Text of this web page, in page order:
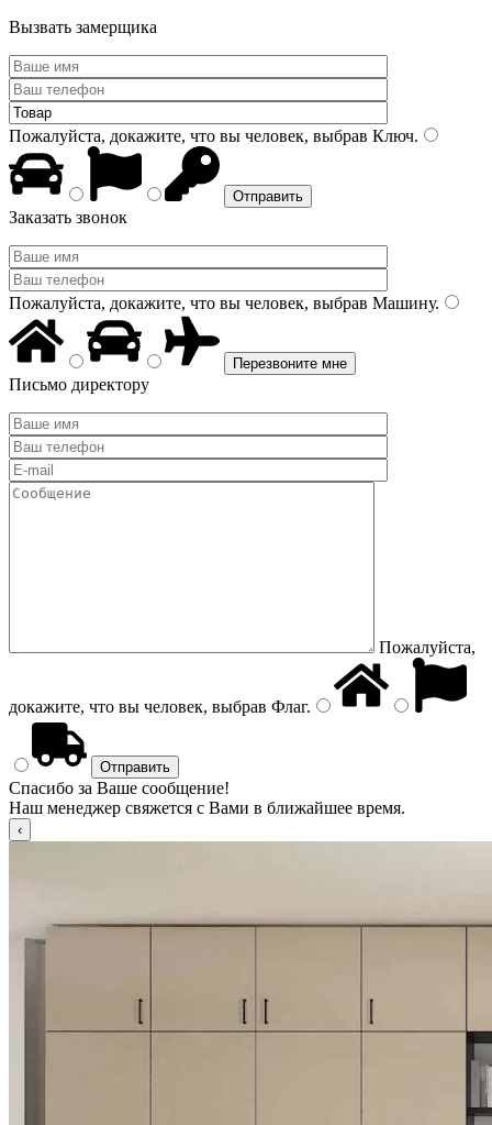
Вызвать замерщика
Пожалуйста, докажите, что вы человек, выбрав Ключ.
Заказать звонок
Пожалуйста, докажите, что вы человек, выбрав Машину.
Письмо директору
Пожалуйста,
докажите, что вы человек, выбрав Флаг.
Спасибо за Ваше сообщение!
Наш менеджер свяжется с Вами в ближайшее время.